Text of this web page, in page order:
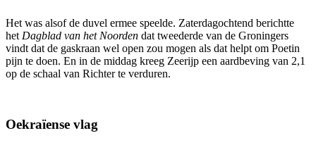
Het was alsof de duvel ermee speelde. Zaterdagochtend berichtte
het Dagblad van het Noorden dat tweederde van de Groningers
vindt dat de gaskraan wel open zou mogen als dat helpt om Poetin
pijn te doen. En in de middag kreeg Zeerijp een aardbeving van 2,1
op de schaal van Richter te verduren.
Oekraïense vlag